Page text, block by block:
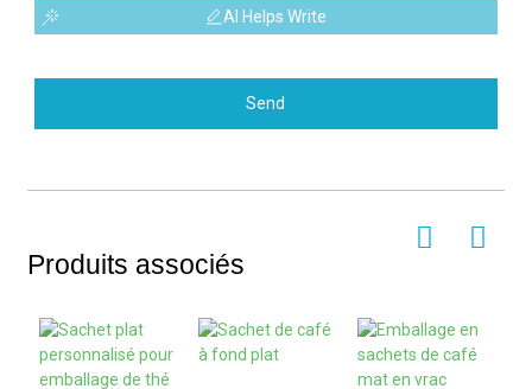
AI Helps Write
Send
Produits associés